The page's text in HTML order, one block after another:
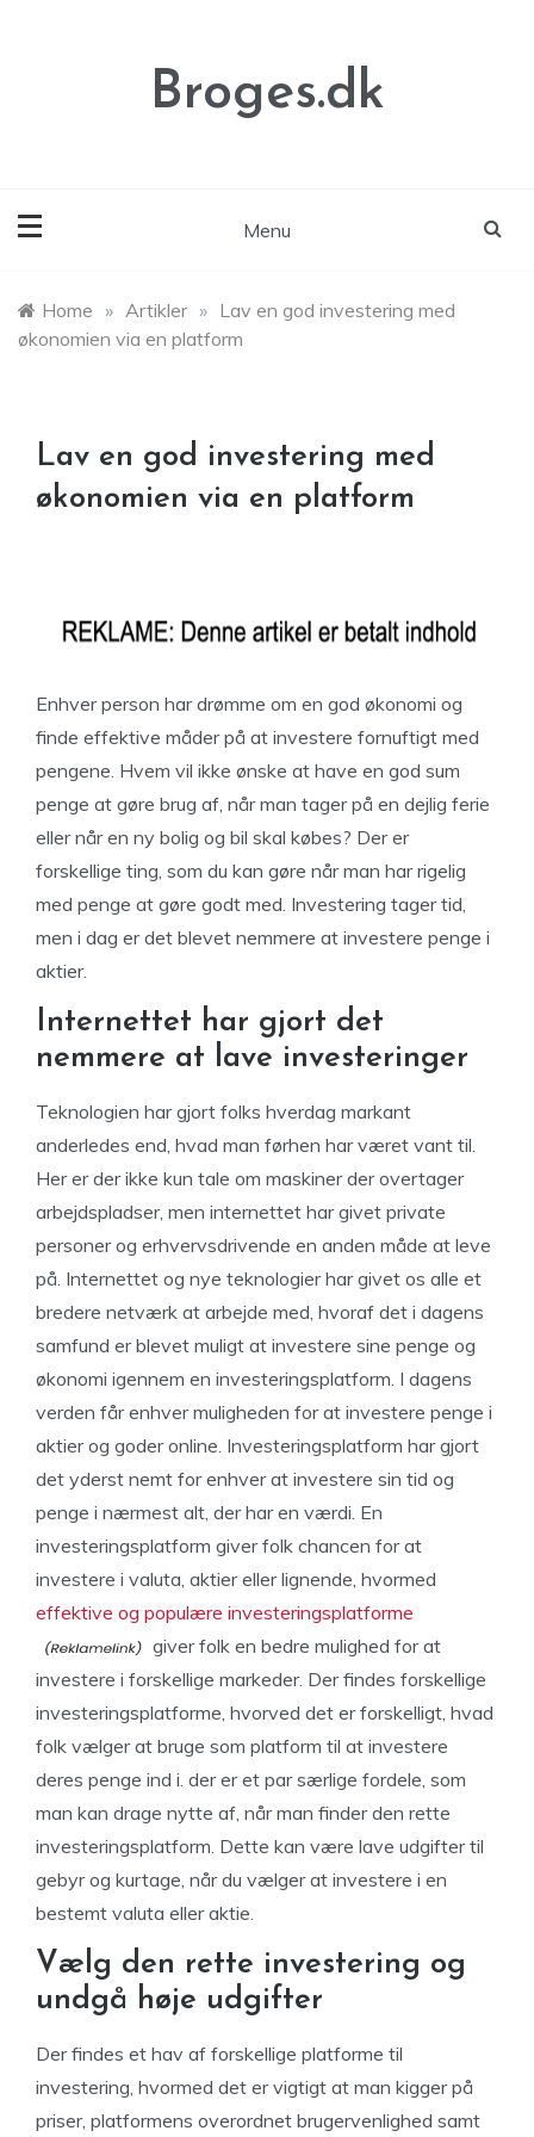
Broges.dk
Menu
Home » Artikler » Lav en god investering med
økonomien via en platform
Lav en god investering med
økonomien via en platform
Enhver person har drømme om en god økonomi og
finde effektive måder på at investere fornuftigt med
pengene. Hvem vil ikke ønske at have en god sum
penge at gøre brug af, når man tager på en dejlig ferie
eller når en ny bolig og bil skal købes? Der er
forskellige ting, som du kan gøre når man har rigelig
med penge at gøre godt med. Investering tager tid,
men i dag er det blevet nemmere at investere penge i
aktier.
Internettet har gjort det
nemmere at lave investeringer
Teknologien har gjort folks hverdag markant
anderledes end, hvad man førhen har været vant til.
Her er der ikke kun tale om maskiner der overtager
arbejdspladser, men internettet har givet private
personer og erhvervsdrivende en anden måde at leve
på. Internettet og nye teknologier har givet os alle et
bredere netværk at arbejde med, hvoraf det i dagens
samfund er blevet muligt at investere sine penge og
økonomi igennem en investeringsplatform. I dagens
verden får enhver muligheden for at investere penge i
aktier og goder online. Investeringsplatform har gjort
det yderst nemt for enhver at investere sin tid og
penge i nærmest alt, der har en værdi. En
investeringsplatform giver folk chancen for at
investere i valuta, aktier eller lignende, hvormed
effektive og populære investeringsplatforme
giver folk en bedre mulighed for at
investere i forskellige markeder. Der findes forskellige
investeringsplatforme, hvorved det er forskelligt, hvad
folk vælger at bruge som platform til at investere
deres penge ind i. der er et par særlige fordele, som
man kan drage nytte af, når man finder den rette
investeringsplatform. Dette kan være lave udgifter til
gebyr og kurtage, når du vælger at investere i en
bestemt valuta eller aktie.
Vælg den rette investering og
undgå høje udgifter
Der findes et hav af forskellige platforme til
investering, hvormed det er vigtigt at man kigger på
priser, platformens overordnet brugervenlighed samt